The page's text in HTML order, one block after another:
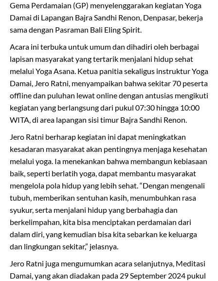
Gema Perdamaian (GP) menyelenggarakan kegiatan Yoga
Damai di Lapangan Bajra Sandhi Renon, Denpasar, bekerja
sama dengan Pasraman Bali Eling Spirit.
Acara ini terbuka untuk umum dan dihadiri oleh berbagai
lapisan masyarakat yang tertarik menjalani hidup sehat
melalui Yoga Asana. Ketua panitia sekaligus instruktur Yoga
Damai, Jero Ratni, menyampaikan bahwa sekitar 70 peserta
offline dan puluhan lewat online dengan antusias mengikuti
kegiatan yang berlangsung dari pukul 07:30 hingga 10:00
WITA, di area lapangan sisi timur Bajra Sandhi Renon.
Jero Ratni berharap kegiatan ini dapat meningkatkan
kesadaran masyarakat akan pentingnya menjaga kesehatan
melalui yoga. Ia menekankan bahwa membangun kebiasaan
baik, seperti berlatih yoga, dapat membantu masyarakat
mengelola pola hidup yang lebih sehat. “Dengan mengenali
tubuh, memberikan sentuhan kasih, menumbuhkan rasa
syukur, serta menjalani hidup yang berbahagia dan
berkelimpahan, kita bisa menciptakan perdamaian dari
dalam diri, yang kemudian bisa kita sebarkan ke keluarga
dan lingkungan sekitar,” jelasnya.
Jero Ratni juga mengumumkan acara selanjutnya, Meditasi
Damai, yang akan diadakan pada 29 September 2024 pukul